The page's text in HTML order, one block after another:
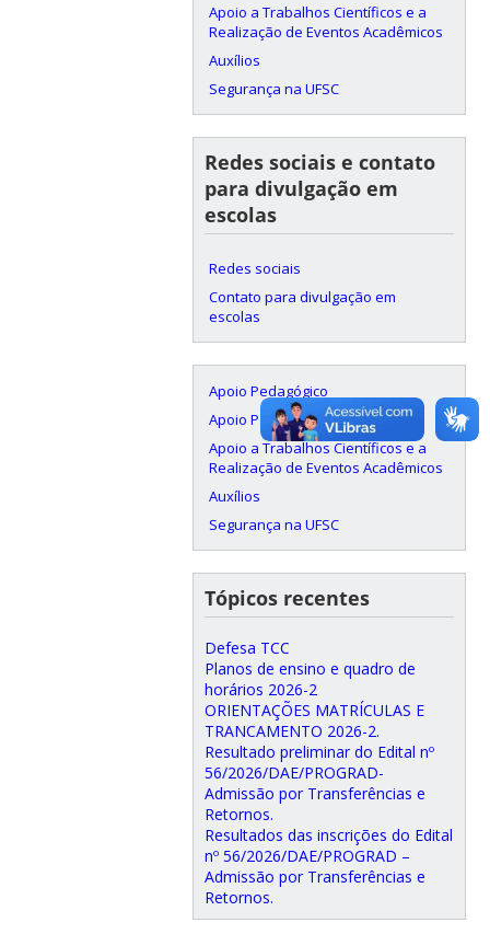
Apoio a Trabalhos Científicos e a
Realização de Eventos Acadêmicos
Auxílios
Segurança na UFSC
Redes sociais e contato
para divulgação em
escolas
Redes sociais
Contato para divulgação em
escolas
Apoio Pedagógico
Apoio Psicológico
Apoio a Trabalhos Científicos e a
Realização de Eventos Acadêmicos
Auxílios
Segurança na UFSC
Tópicos recentes
Defesa TCC
Planos de ensino e quadro de
horários 2026-2
ORIENTAÇÕES MATRÍCULAS E
TRANCAMENTO 2026-2.
Resultado preliminar do Edital nº
56/2026/DAE/PROGRAD-
Admissão por Transferências e
Retornos.
Resultados das inscrições do Edital
nº 56/2026/DAE/PROGRAD –
Admissão por Transferências e
Retornos.